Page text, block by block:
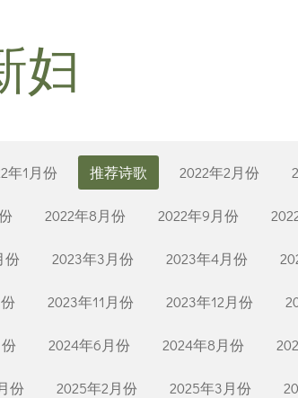
妇
年1月份 推荐诗歌 2022年2月份
2022年8月份 2022年9月份
份 2023年3月份 2023年4月份
2023年11月份 2023年12月份
2024年6月份 2024年8月份
份 2025年2月份 2025年3月份